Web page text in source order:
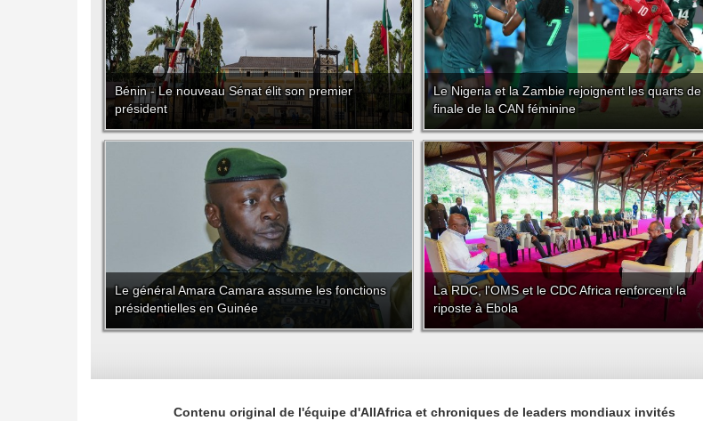
Bénin - Le nouveau Sénat élit son premier
président
Le Nigeria et la Zambie rejoignent les quarts de
finale de la CAN féminine
Le général Amara Camara assume les fonctions
présidentielles en Guinée
La RDC, l'OMS et le CDC Africa renforcent la
riposte à Ebola
Contenu original de l'équipe d'AllAfrica et chroniques de leaders mondiaux invités